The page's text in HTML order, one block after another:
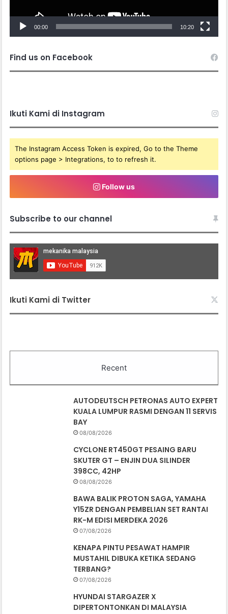
00:00 10:20
Find us on Facebook
Ikuti Kami di Instagram
The Instagram Access Token is expired, Go to the Theme
options page > Integrations, to to refresh it.
Follow us
Subscribe to our channel
Ikuti Kami di Twitter
Recent
AUTODEUTSCH PETRONAS AUTO EXPERT
KUALA LUMPUR RASMI DENGAN 11 SERVIS
BAY
08/08/2026
CYCLONE RT450GT PESAING BARU
SKUTER GT – ENJIN DUA SILINDER
398CC, 42HP
08/08/2026
BAWA BALIK PROTON SAGA, YAMAHA
Y15ZR DENGAN PEMBELIAN SET RANTAI
RK-M EDISI MERDEKA 2026
07/08/2026
KENAPA PINTU PESAWAT HAMPIR
MUSTAHIL DIBUKA KETIKA SEDANG
TERBANG?
07/08/2026
HYUNDAI STARGAZER X
DIPERTONTONKAN DI MALAYSIA